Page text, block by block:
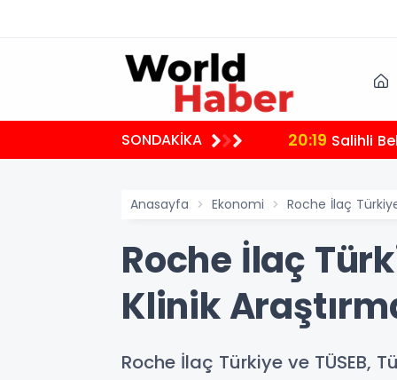
SONDAKİKA 20:19 Salihli
Anasayfa Ekonomi Roche İlaç
Roche İlaç
Klinik
Roche İlaç Türkiye ve TÜSEB,